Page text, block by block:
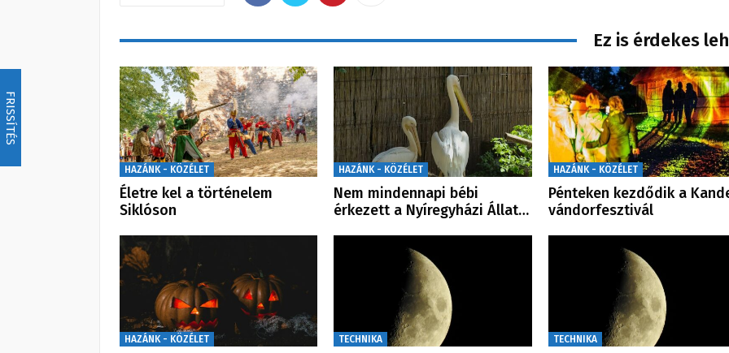
FRISSÍTÉS
Ez is érdekes
HAZÁNK - KÖZÉLET
Életre kel a történelem
Siklóson
HAZÁNK - KÖZÉLET
Nem mindennapi bébi
érkezett a Nyíregyházi Állat…
HAZÁNK - KÖZÉLET
Pénteken kezdődik a
vándorfesztivál
HAZÁNK - KÖZÉLET TECHNIKA TECHNIKA